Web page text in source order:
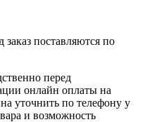
поставляются по
перед
онлайн оплаты на
уточнить по телефону у
и возможность